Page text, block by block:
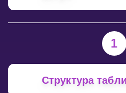
1
Структура